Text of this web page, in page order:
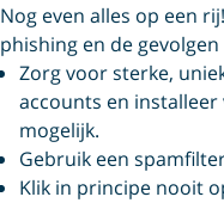
Nog even alles op een
phishing en de
Zorg voor sterke,
accounts en
mogelijk.
Gebruik een
Klik in principe nooit